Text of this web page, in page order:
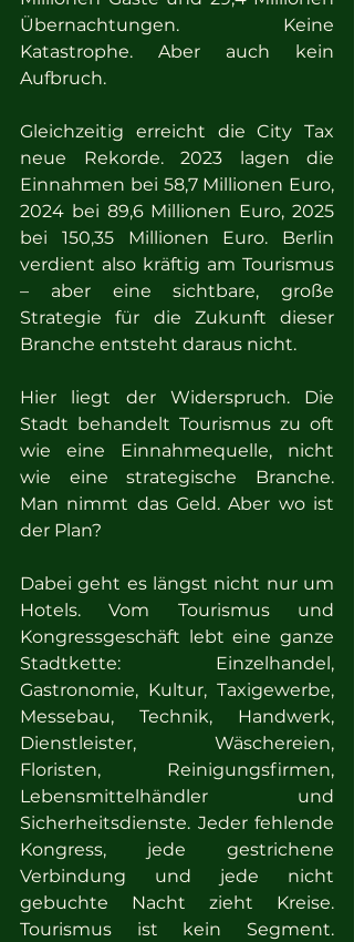
Übernachtungen. Keine
Katastrophe. Aber auch kein
Aufbruch.
Gleichzeitig erreicht die City Tax
neue Rekorde. 2023 lagen die
Einnahmen bei 58,7 Millionen Euro,
2024 bei 89,6 Millionen Euro, 2025
bei 150,35 Millionen Euro. Berlin
verdient also kräftig am Tourismus
– aber eine sichtbare, große
Strategie für die Zukunft dieser
Branche entsteht daraus nicht.
Hier liegt der Widerspruch. Die
Stadt behandelt Tourismus zu oft
wie eine Einnahmequelle, nicht
wie eine strategische Branche.
Man nimmt das Geld. Aber wo ist
der Plan?
Dabei geht es längst nicht nur um
Hotels. Vom Tourismus und
Kongressgeschäft lebt eine ganze
Stadtkette: Einzelhandel,
Gastronomie, Kultur, Taxigewerbe,
Messebau, Technik, Handwerk,
Dienstleister, Wäschereien,
Floristen, Reinigungsfirmen,
Lebensmittelhändler und
Sicherheitsdienste. Jeder fehlende
Kongress, jede gestrichene
Verbindung und jede nicht
gebuchte Nacht zieht Kreise.
Tourismus ist kein Segment.